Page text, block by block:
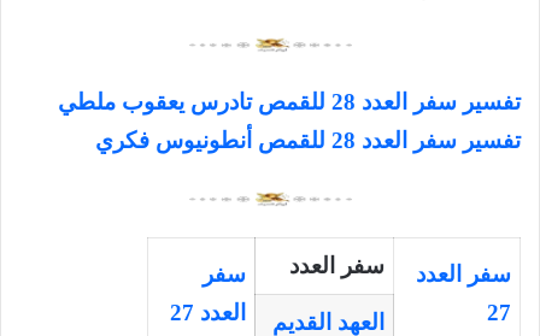
تفسير سفر العدد 28 للقمص تادرس يعقوب ملطي
تفسير سفر العدد 28 للقمص أنطونيوس فكري
سفر العدد
27
سفر العدد
سفر
العدد 27
العهد القديم